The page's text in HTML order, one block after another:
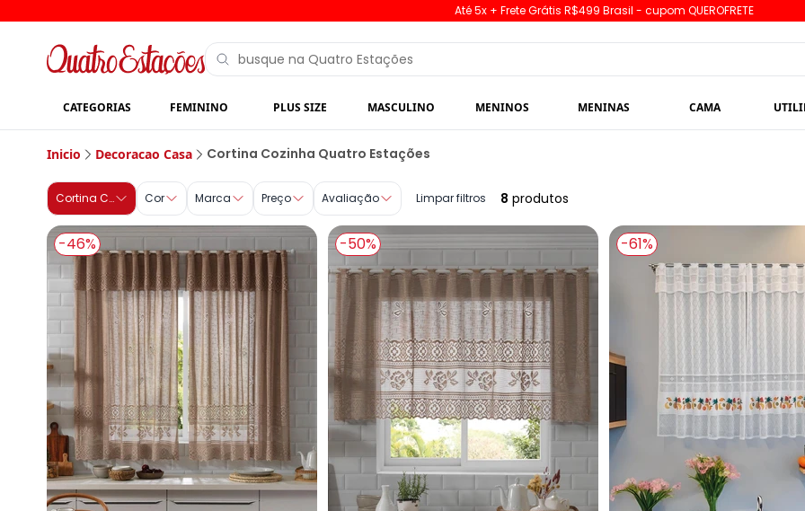
Até 5x + Frete Grátis R$499 Brasil - cupom QUEROFRETE
CATEGORIAS FEMININO PLUS SIZE MASCULINO MENINOS MENINAS CAMA
Inicio Decoracao Casa Cortina Cozinha Quatro Estações
Cortina CozinhaCor Marca Preço Avaliação Limpar filtros 8 produtos
-46% -50% -61%